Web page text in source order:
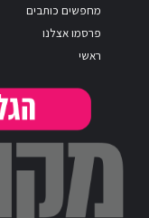
מחפשים כותבים
פרסמו אצלנו
ראשי